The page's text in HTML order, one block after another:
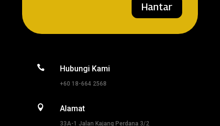
Hantar
 Hubungi Kami
+60 18-664 2568
 Alamat
33A-1 Jalan Kajang Perdana 3/2